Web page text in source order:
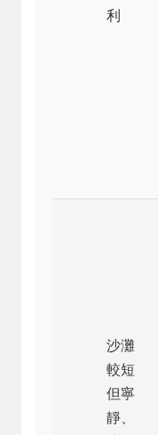
利
沙灘
較短
但寧
靜、